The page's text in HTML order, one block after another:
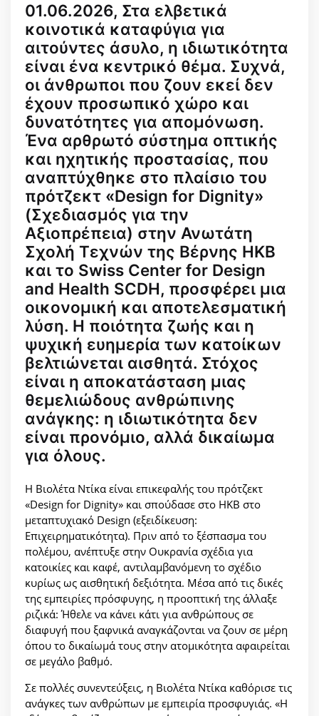
01.06.2026, Στα ελβετικά
κοινοτικά καταφύγια για
αιτούντες άσυλο, η ιδιωτικότητα
είναι ένα κεντρικό θέμα. Συχνά,
οι άνθρωποι που ζουν εκεί δεν
έχουν προσωπικό χώρο και
δυνατότητες για απομόνωση.
Ένα αρθρωτό σύστημα οπτικής
και ηχητικής προστασίας, που
αναπτύχθηκε στο πλαίσιο του
πρότζεκτ «Design for Dignity»
(Σχεδιασμός για την
Αξιοπρέπεια) στην Ανωτάτη
Σχολή Τεχνών της Βέρνης HKB
και το Swiss Center for Design
and Health SCDH, προσφέρει μια
οικονομική και αποτελεσματική
λύση. Η ποιότητα ζωής και η
ψυχική ευημερία των κατοίκων
βελτιώνεται αισθητά. Στόχος
είναι η αποκατάσταση μιας
θεμελιώδους ανθρώπινης
ανάγκης: η ιδιωτικότητα δεν
είναι προνόμιο, αλλά δικαίωμα
για όλους.
Η Βιολέτα Ντίκα είναι επικεφαλής του πρότζεκτ
«Design for Dignity» και σπούδασε στο HKB στο
μεταπτυχιακό Design (εξειδίκευση:
Επιχειρηματικότητα). Πριν από το ξέσπασμα του
πολέμου, ανέπτυξε στην Ουκρανία σχέδια για
κατοικίες και καφέ, αντιλαμβανόμενη το σχέδιο
κυρίως ως αισθητική δεξιότητα. Μέσα από τις δικές
της εμπειρίες πρόσφυγης, η προοπτική της άλλαξε
ριζικά: Ήθελε να κάνει κάτι για ανθρώπους σε
διαφυγή που ξαφνικά αναγκάζονται να ζουν σε μέρη
όπου το δικαίωμά τους στην ατομικότητα αφαιρείται
σε μεγάλο βαθμό.
Σε πολλές συνεντεύξεις, η Βιολέτα Ντίκα καθόρισε τις
ανάγκες των ανθρώπων με εμπειρία προσφυγιάς. «Η